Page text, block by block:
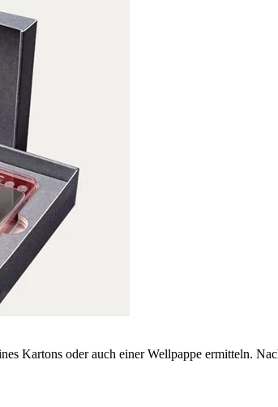
Kartons oder auch einer Wellpappe ermitteln.